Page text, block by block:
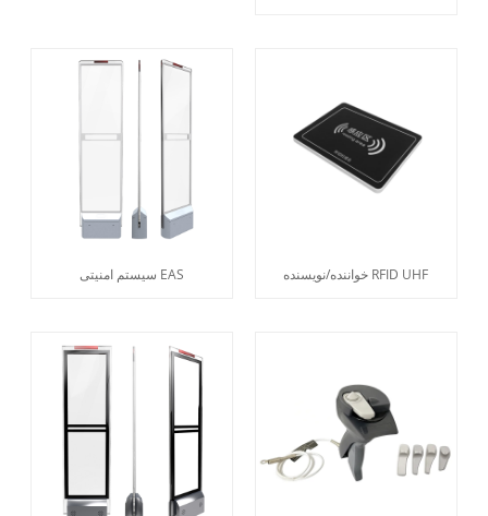
سیستم امنیتی EAS خواننده/نویسنده RFID UHF